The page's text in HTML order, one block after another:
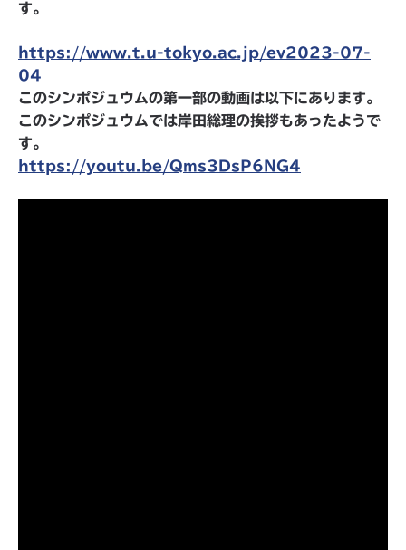
す。
https://www.t.u-tokyo.ac.jp/ev2023-07-
04
このシンポジュウムの第一部の動画は以下にあります。
このシンポジュウムでは岸田総理の挨拶もあったようで
す。
https://youtu.be/Qms3DsP6NG4